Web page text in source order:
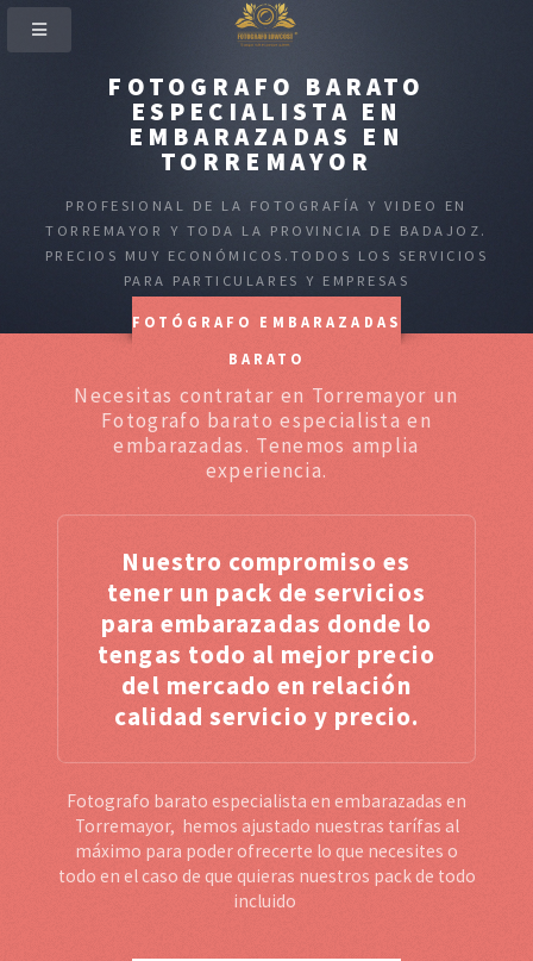
FOTOGRAFO BARATO
ESPECIALISTA EN
EMBARAZADAS EN
TORREMAYOR
PROFESIONAL DE LA FOTOGRAFÍA Y VIDEO EN
TORREMAYOR Y TODA LA PROVINCIA DE BADAJOZ.
PRECIOS MUY ECONÓMICOS.TODOS LOS SERVICIOS
PARA PARTICULARES Y EMPRESAS
FOTÓGRAFO EMBARAZADAS
BARATO
Necesitas contratar en Torremayor un
Fotografo barato especialista en
embarazadas. Tenemos amplia
experiencia.
Nuestro compromiso es
tener un pack de servicios
para embarazadas donde lo
tengas todo al mejor precio
del mercado en relación
calidad servicio y precio.
Fotografo barato especialista en embarazadas en
Torremayor, hemos ajustado nuestras tarífas al
máximo para poder ofrecerte lo que necesites o
todo en el caso de que quieras nuestros pack de todo
incluido